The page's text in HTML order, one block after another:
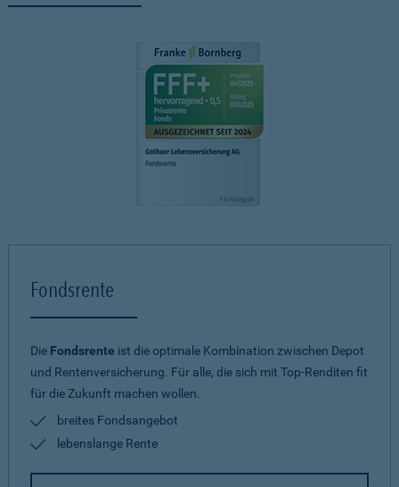
Fondsrente
Die Fondsrente ist die optimale Kombination zwischen Depot
und Rentenversicherung. Für alle, die sich mit Top-Renditen fit
für die Zukunft machen wollen.
breites Fondsangebot
lebenslange Rente